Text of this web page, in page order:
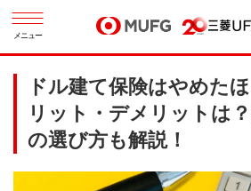
メニュー
ドル建て保険はやめた
リット・デメリットは
の選び方も解説！